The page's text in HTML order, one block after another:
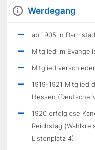
Werdegang
ab 1905 in
Mitglied im
Mitglied
1919-1921 Mitglied
Hessen (Deutsche
1920 erfolglose
Reichstag
Listenplatz 4)